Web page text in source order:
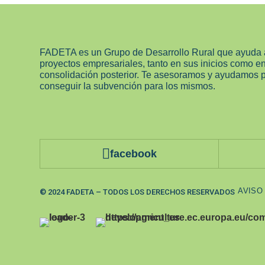
FADETA es un Grupo de Desarrollo Rural que ayuda
proyectos empresariales, tanto en sus inicios como
consolidación posterior. Te asesoramos y ayudamos
conseguir la subvención para los mismos.
facebook
© 2024 FADETA – TODOS LOS DERECHOS RESERVADOS AVISO